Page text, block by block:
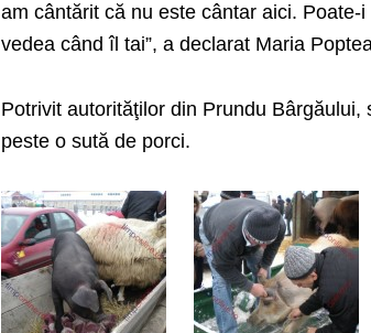
am cântărit că nu este cântar aici.
vedea când îl tai”, a declarat Maria
Potrivit autorităţilor din Prundu
peste o sută de porci.